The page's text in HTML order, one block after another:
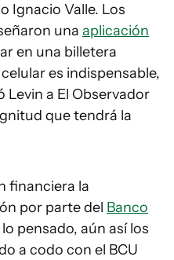
Ignacio Valle. Los
una aplicación
en una billetera
es indispensable,
Levin a El Observador
que tendrá la
financiera la
por parte del Banco
pensado, aún así los
a codo con el BCU